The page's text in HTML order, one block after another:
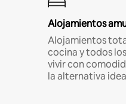
Alojamientos
Alojamientos
cocina y todos
vivir con
la alternativa